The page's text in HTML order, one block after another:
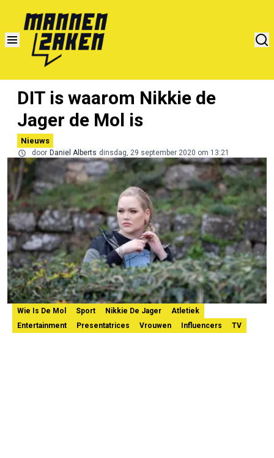
DIT is waarom Nikkie de
Jager de Mol is
Nieuws
door Daniel Alberts dinsdag, 29 september 2020 om 13:21
Wie Is De Mol Sport Nikkie De Jager
Atletiek
Entertainment
Presentatrices Vrouwen Influencers TV